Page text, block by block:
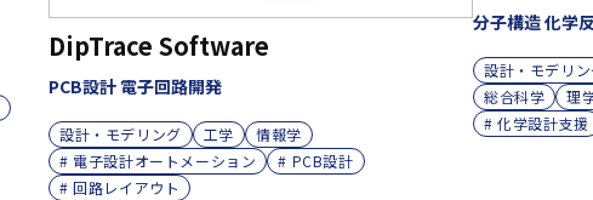
DipTrace Software
PCB設計 電子回路開発
設計・モデリング 工学
情報学
# 電子設計オートメーション
# PCB設計
# 回路レイアウト
分子構造 化学
設計・モデリ
総合科学
理
# 化学設計支援